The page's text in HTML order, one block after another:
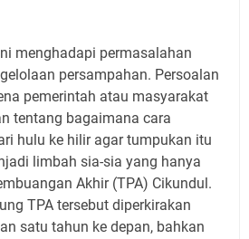
menghadapi permasalahan
persampahan. Persoalan
pemerintah atau masyarakat
tentang bagaimana cara
hulu ke hilir agar tumpukan itu
limbah sia-sia yang hanya
Akhir (TPA) Cikundul.
TPA tersebut diperkirakan
satu tahun ke depan, bahkan